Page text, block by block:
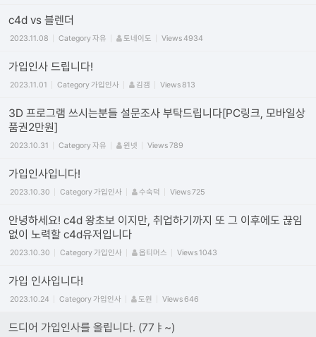
c4d vs 블렌더
2023.11.08 Category자유 토네이도 Views4934
가입인사 드립니다!
2023.11.01 Category가입인사 김갬 Views813
3D 프로그램 쓰시는분들 설문조사 부탁드립니다[PC링크, 모바일상
품권2만원]
2023.10.31 Category자유 윈넷 Views789
가입인사입니다!
2023.10.30 Category가입인사 수숙덕 Views725
안녕하세요! c4d 왕초보 이지만, 취업하기까지 또 그 이후에도 끊임
없이 노력할 c4d유저입니다
2023.10.30 Category가입인사 옵티머스 Views1043
가입 인사입니다!
2023.10.24 Category가입인사 도원 Views646
드디어 가입인사를 올립니다. (77ㅑ~)